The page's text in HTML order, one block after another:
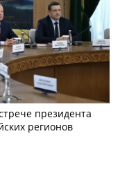
президента
регионов